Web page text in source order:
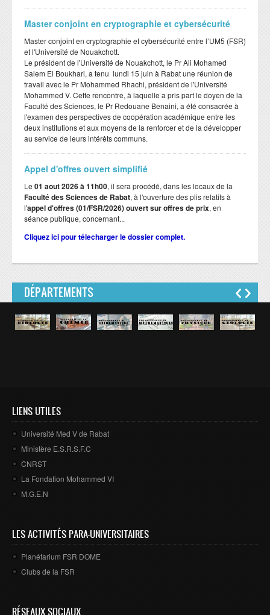
Master conjoint en cryptographie et cybersécurité
Master conjoint en cryptographie et cybersécurité entre l’UM5 (FSR)
et l'Université de Nouakchott.
Le président de l'Université de Nouakchott, le Pr Ali Mohamed
Salem El Boukhari, a tenu lundi 15 juin à Rabat une réunion de
travail avec le Pr Mohammed Rhachi, président de l'Université
Mohammed V. Cette rencontre, à laquelle a pris part le doyen de la
Faculté des Sciences, le Pr Redouane Benaini, a été consacrée à
l'examen des perspectives de coopération académique entre les
deux institutions et aux moyens de la renforcer et de la développer
au service de leurs intérêts communs.
Appel d'offres ouvert simplifié
Le 01 aout 2026 à 11h00, il sera procédé, dans les locaux de la
Faculté des Sciences de Rabat, à l'ouverture des plis relatifs à
l'appel d'offres (01/FSR/2026) ouvert sur offres de prix, en
séance publique, concernant...
Cliquez ici pour télecharger le dossier complet.
DÉPARTEMENTS
LIENS UTILES
Université Med V de Rabat
Ministère E.S.R.S.F.C
CNRST
La Fondation Mohammed VI
M.G.E.N
LES ACTIVITÉS PARA-UNIVERSITAIRES
Planétarium FSR DOME
Clubs de la FSR
RÉSEAUX SOCIAUX